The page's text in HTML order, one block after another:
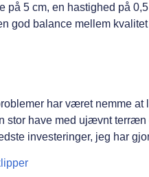
på 5 cm, en hastighed på
god balance mellem kvalitet
har været nemme at
stor have med ujævnt terræn
investeringer, jeg har